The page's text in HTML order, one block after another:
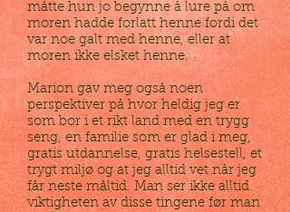
måtte hun jo begynne å lure på om
moren hadde forlatt henne fordi det
var noe galt med henne, eller at
moren ikke elsket henne.
Marion gav meg også noen
perspektiver på hvor heldig jeg er
som bor i et rikt land med en trygg
seng, en familie som er glad i meg,
gratis utdannelse, gratis helsestell, et
trygt miljø og at jeg alltid vet når jeg
får neste måltid. Man ser ikke alltid
viktigheten av disse tingene før man